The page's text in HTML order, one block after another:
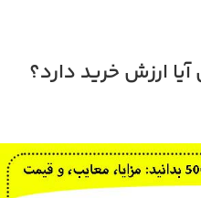
ارزش خرید دارد؟